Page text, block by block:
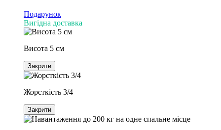
Подарунок
Вигідна доставка
Висота 5 см
Закрити
Жорсткість 3/4
Закрити